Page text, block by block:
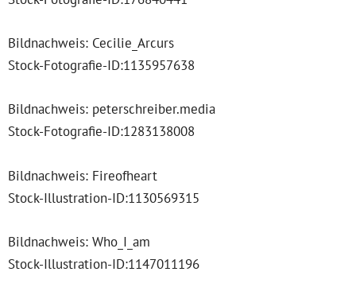
Bildnachweis: Cecilie_Arcurs
Stock-Fotografie-ID:1135957638
Bildnachweis: peterschreiber.media
Stock-Fotografie-ID:1283138008
Bildnachweis: Fireofheart
Stock-Illustration-ID:1130569315
Bildnachweis: Who_I_am
Stock-Illustration-ID:1147011196